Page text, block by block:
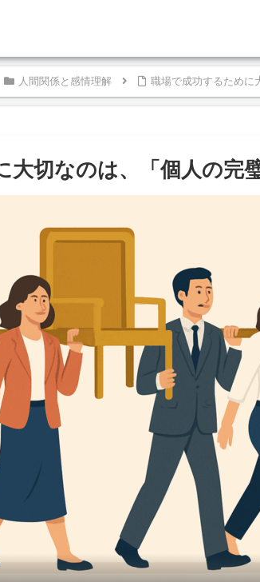
人間関係と感情理解 職場で成功するために
切なのは、「個人の完